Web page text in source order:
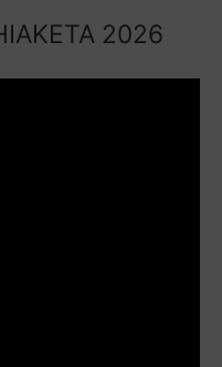
2026